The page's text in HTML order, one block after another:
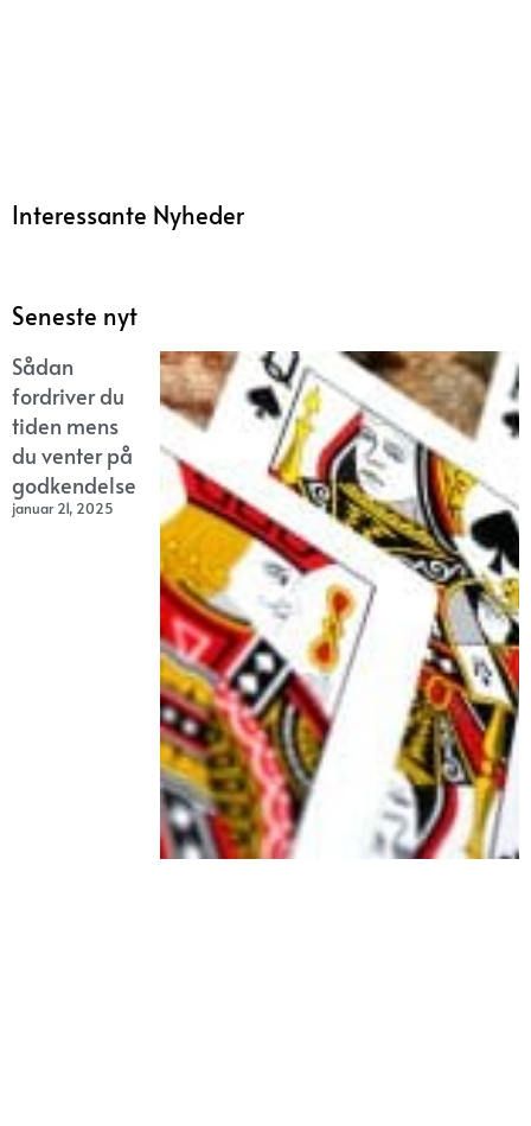
Interessante Nyheder
Seneste nyt
Sådan
fordriver du
tiden mens
du venter på
godkendelse
januar 21, 2025